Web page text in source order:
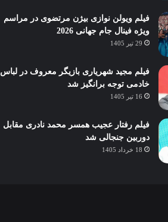
فیلم ویولن نوازی بیژن مرتضوی در مراسم
ویژه فینال جام جهانی 2026
29 تیر 1405
فیلم مجید شهریاری بازیگر معروف در لباس
خادمی توجه برانگیز شد
16 تیر 1405
فیلم رفتار عجیب همسر محمد نادری مقابل
دوربین جنجالی شد
18 خرداد 1405